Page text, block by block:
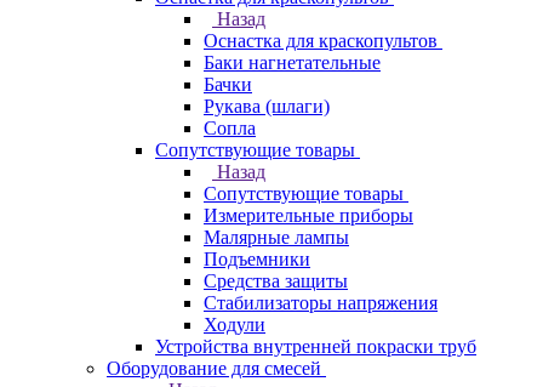
Назад
Оснастка для краскопультов
Баки нагнетательные
Бачки
Рукава (шлаги)
Сопла
Сопутствующие товары
Назад
Сопутствующие товары
Измерительные приборы
Малярные лампы
Подъемники
Средства защиты
Стабилизаторы напряжения
Ходули
Устройства внутренней покраски труб
Оборудование для смесей